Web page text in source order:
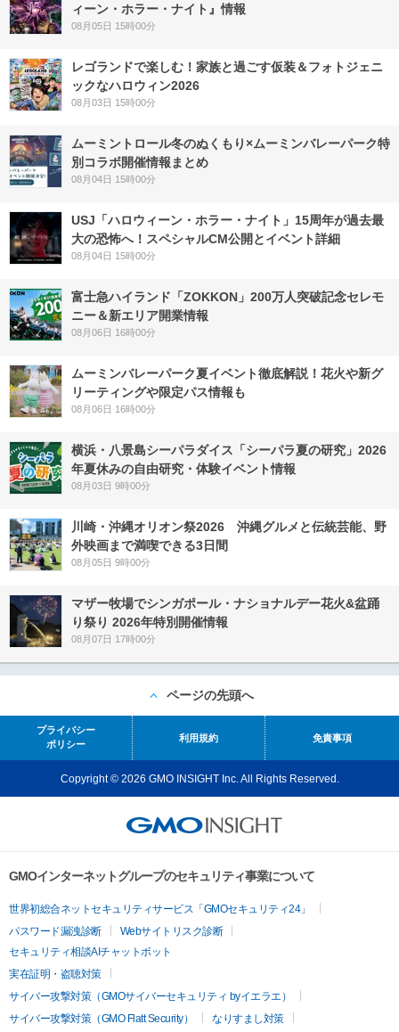
ィーン・ホラー・ナイト』情報
08月05日 15時00分
レゴランドで楽しむ！家族と過ごす仮装＆フォトジェニ
ックなハロウィン2026
08月03日 15時00分
ムーミントロール冬のぬくもり×ムーミンバレーパーク特
別コラボ開催情報まとめ
08月04日 15時00分
USJ「ハロウィーン・ホラー・ナイト」15周年が過去最
大の恐怖へ！スペシャルCM公開とイベント詳細
08月04日 15時00分
富士急ハイランド「ZOKKON」200万人突破記念セレモ
ニー＆新エリア開業情報
08月06日 16時00分
ムーミンバレーパーク夏イベント徹底解説！花火や新グ
リーティングや限定パス情報も
08月06日 16時00分
横浜・八景島シーパラダイス「シーパラ夏の研究」2026
年夏休みの自由研究・体験イベント情報
08月03日 9時00分
川崎・沖縄オリオン祭2026 沖縄グルメと伝統芸能、野
外映画まで満喫できる3日間
08月05日 9時00分
マザー牧場でシンガポール・ナショナルデー花火&盆踊
り祭り 2026年特別開催情報
08月07日 17時00分
ページの先頭へ
プライバシー
ポリシー
利用規約 免責事項
Copyright © 2026 GMO INSIGHT Inc. All Rights Reserved.
GMOインターネットグループのセキュリティ事業について
世界初総合ネットセキュリティサービス「GMOセキュリティ24」
パスワード漏洩診断
Webサイトリスク診断
セキュリティ相談AIチャットボット
実在証明・盗聴対策
サイバー攻撃対策（GMOサイバーセキュリティ byイエラエ）
サイバー攻撃対策（GMO Flatt Security）
なりすまし対策